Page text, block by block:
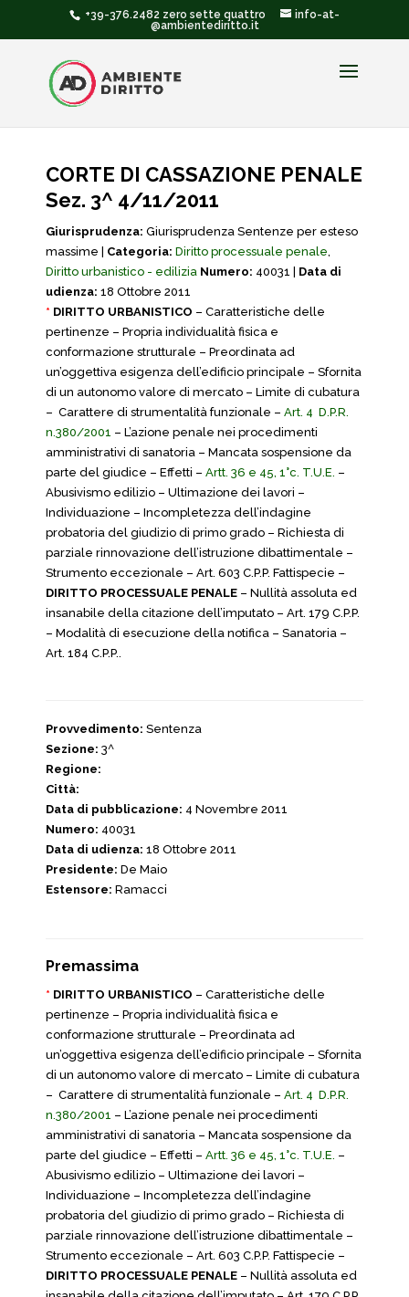
+39-376.2482 zero sette quattro
info-at-
@ambientediritto.it
CORTE DI CASSAZIONE PENALE
Sez. 3^ 4/11/2011
Giurisprudenza: Giurisprudenza Sentenze per esteso
massime | Categoria: Diritto processuale penale,
Diritto urbanistico - edilizia Numero: 40031 | Data di
udienza: 18 Ottobre 2011
* DIRITTO URBANISTICO – Caratteristiche delle
pertinenze – Propria individualità fisica e
conformazione strutturale – Preordinata ad
un’oggettiva esigenza dell’edificio principale – Sfornita
di un autonomo valore di mercato – Limite di cubatura
– Carattere di strumentalità funzionale – Art. 4 D.P.R.
n.380/2001 – L’azione penale nei procedimenti
amministrativi di sanatoria – Mancata sospensione da
parte del giudice – Effetti – Artt. 36 e 45, 1°c. T.U.E. –
Abusivismo edilizio – Ultimazione dei lavori –
Individuazione – Incompletezza dell’indagine
probatoria del giudizio di primo grado – Richiesta di
parziale rinnovazione dell’istruzione dibattimentale –
Strumento eccezionale – Art. 603 C.P.P. Fattispecie –
DIRITTO PROCESSUALE PENALE – Nullità assoluta ed
insanabile della citazione dell’imputato – Art. 179 C.P.P.
– Modalità di esecuzione della notifica – Sanatoria –
Art. 184 C.P.P..
Provvedimento: Sentenza
Sezione: 3^
Regione:
Città:
Data di pubblicazione: 4 Novembre 2011
Numero: 40031
Data di udienza: 18 Ottobre 2011
Presidente: De Maio
Estensore: Ramacci
Premassima
* DIRITTO URBANISTICO – Caratteristiche delle
pertinenze – Propria individualità fisica e
conformazione strutturale – Preordinata ad
un’oggettiva esigenza dell’edificio principale – Sfornita
di un autonomo valore di mercato – Limite di cubatura
– Carattere di strumentalità funzionale – Art. 4 D.P.R.
n.380/2001 – L’azione penale nei procedimenti
amministrativi di sanatoria – Mancata sospensione da
parte del giudice – Effetti – Artt. 36 e 45, 1°c. T.U.E. –
Abusivismo edilizio – Ultimazione dei lavori –
Individuazione – Incompletezza dell’indagine
probatoria del giudizio di primo grado – Richiesta di
parziale rinnovazione dell’istruzione dibattimentale –
Strumento eccezionale – Art. 603 C.P.P. Fattispecie –
DIRITTO PROCESSUALE PENALE – Nullità assoluta ed